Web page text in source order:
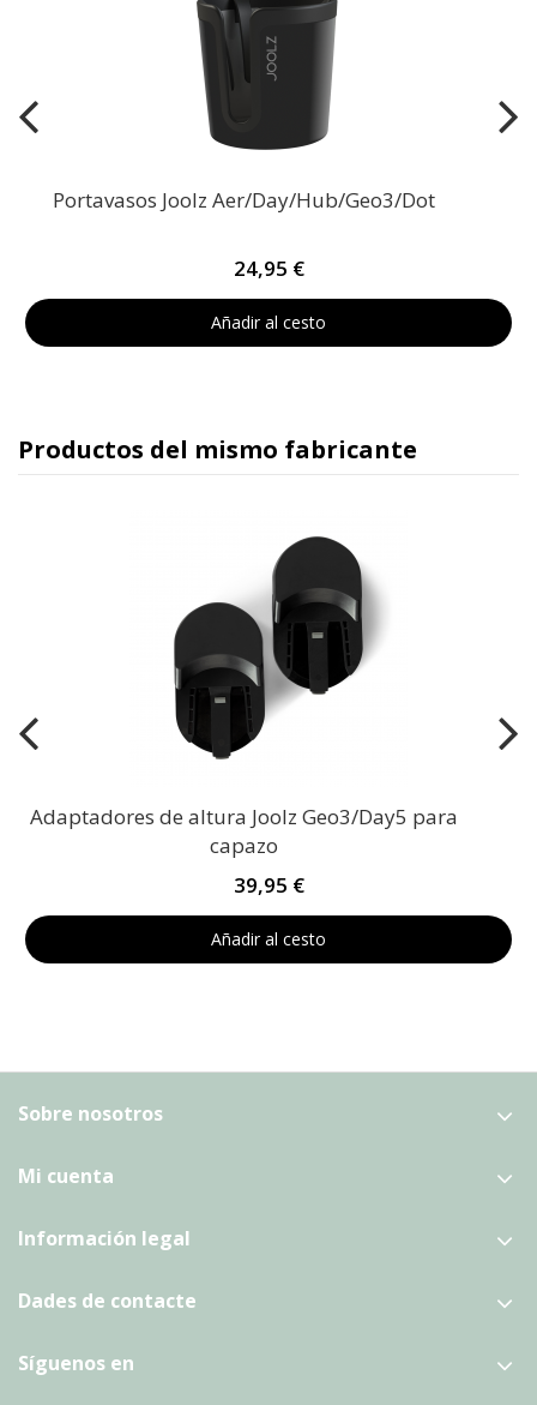
Portavasos Joolz Aer/Day/Hub/Geo3/Dot
24,95 €
Añadir al cesto
Productos del mismo fabricante
Adaptadores de altura Joolz Geo3/Day5 para
capazo
39,95 €
Añadir al cesto
Sobre nosotros
Mi cuenta
Información legal
Dades de contacte
Síguenos en